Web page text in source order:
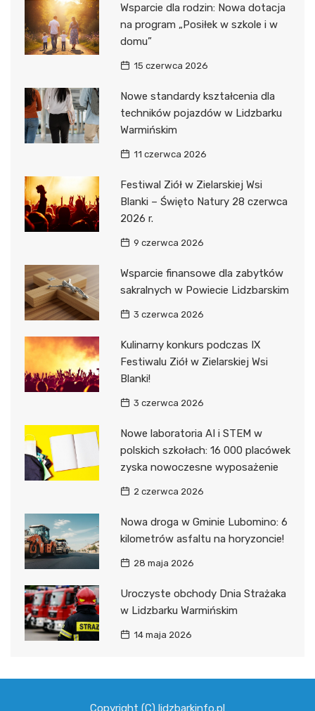
Wsparcie dla rodzin: Nowa dotacja
na program „Posiłek w szkole i w
domu”
15 czerwca 2026
Nowe standardy kształcenia dla
techników pojazdów w Lidzbarku
Warmińskim
11 czerwca 2026
Festiwal Ziół w Zielarskiej Wsi
Blanki – Święto Natury 28 czerwca
2026 r.
9 czerwca 2026
Wsparcie finansowe dla zabytków
sakralnych w Powiecie Lidzbarskim
3 czerwca 2026
Kulinarny konkurs podczas IX
Festiwalu Ziół w Zielarskiej Wsi
Blanki!
3 czerwca 2026
Nowe laboratoria AI i STEM w
polskich szkołach: 16 000 placówek
zyska nowoczesne wyposażenie
2 czerwca 2026
Nowa droga w Gminie Lubomino: 6
kilometrów asfaltu na horyzoncie!
28 maja 2026
Uroczyste obchody Dnia Strażaka
w Lidzbarku Warmińskim
14 maja 2026
Copyright (C) lidzbarkinfo.pl